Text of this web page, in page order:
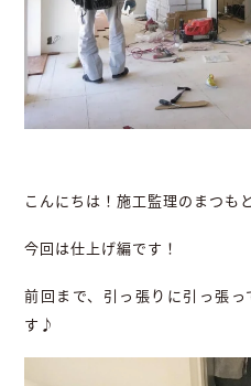
こんにちは！施工監理のまつもと
今回は仕上げ編です！
前回まで、引っ張りに引っ張
す♪